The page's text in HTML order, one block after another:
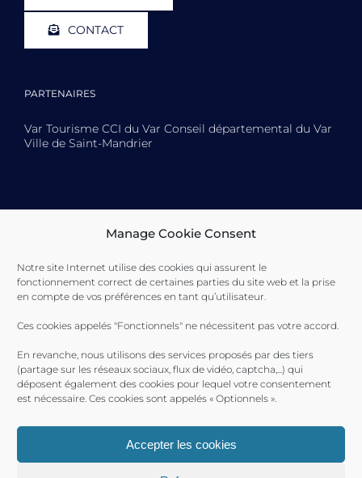
Manage Cookie Consent
Notre site Internet utilise des cookies qui assurent le
fonctionnement correct de certaines parties du site web et la prise
en compte de vos préférences en tant qu’utilisateur.
Ces cookies appelés "Fonctionnels" ne nécessitent pas votre accord.
En revanche, nous utilisons des services proposés par des tiers
(partage sur les réseaux sociaux, flux de vidéo, captcha,...) qui
déposent également des cookies pour lequel votre consentement
est nécessaire. Ces cookies sont appelés « Optionnels ».
Accepter les cookies
CONTACT
PARTENAIRES
Var Tourisme CCI du Var Conseil départemental du Var
Ville de Saint-Mandrier
Toulon Provence Méditerranée Ville de Toulon Ville de
La Seyne-sur-Mer Ville de Saint-Mandrier